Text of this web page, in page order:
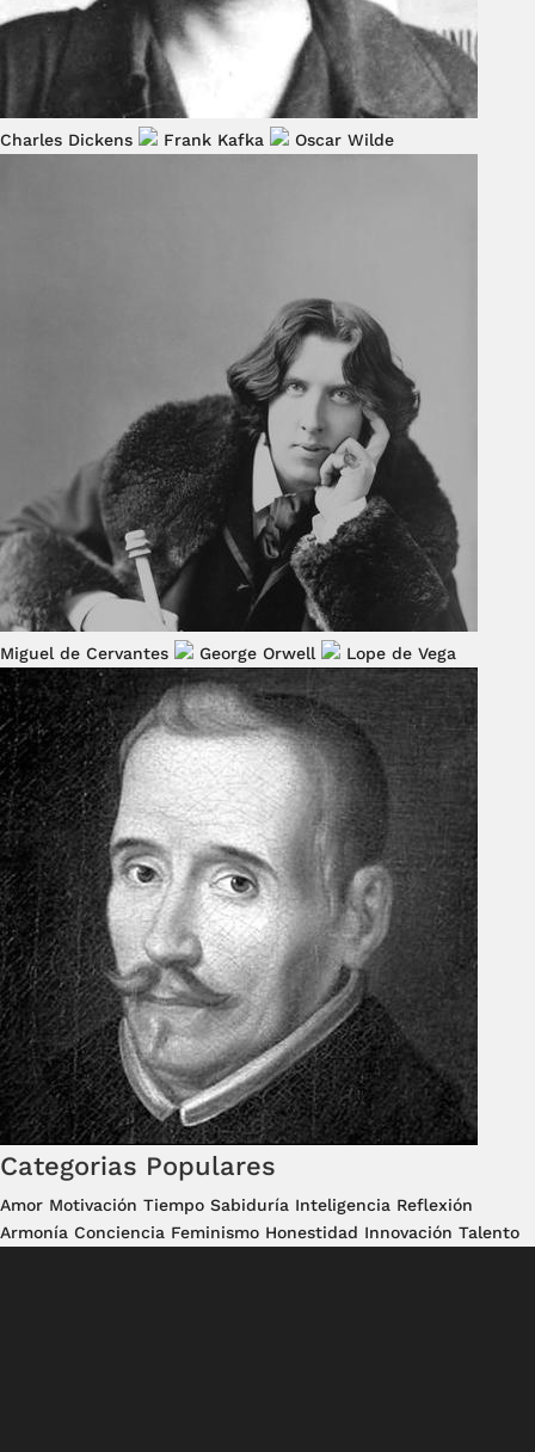
Charles Dickens Frank Kafka Oscar Wilde
Miguel de Cervantes George Orwell Lope de Vega
Categorias Populares
Amor Motivación Tiempo Sabiduría Inteligencia Reflexión
Armonía Conciencia Feminismo Honestidad Innovación Talento